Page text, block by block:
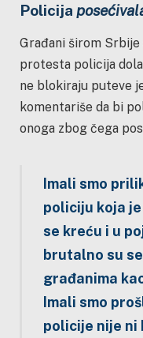
Policija
Građani širom
protesta policija
ne blokiraju puteve
komentariše da bi
onoga zbog čega
Imali smo
policiju koja
se kreću i u
brutalno su
građanima
Imali smo
policije nije ni